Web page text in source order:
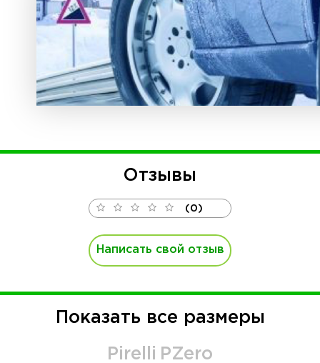
Отзывы
(0)
Написать свой отзыв
Показать все размеры
Pirelli PZero